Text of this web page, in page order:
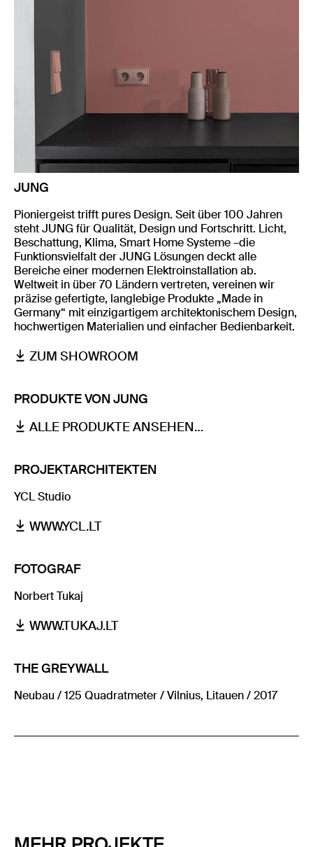
JUNG
Pioniergeist trifft pures Design. Seit über 100 Jahren
steht JUNG für Qualität, Design und Fortschritt. Licht,
Beschattung, Klima, Smart Home Systeme –die
Funktionsvielfalt der JUNG Lösungen deckt alle
Bereiche einer modernen Elektroinstallation ab.
Weltweit in über 70 Ländern vertreten, vereinen wir
präzise gefertigte, langlebige Produkte „Made in
Germany“ mit einzigartigem architektonischem Design,
hochwertigen Materialien und einfacher Bedienbarkeit.
ZUM SHOWROOM
PRODUKTE VON JUNG
ALLE PRODUKTE ANSEHEN…
PROJEKTARCHITEKTEN
YCL Studio
WWW.YCL.LT
FOTOGRAF
Norbert Tukaj
WWW.TUKAJ.LT
THE GREYWALL
Neubau / 125 Quadratmeter / Vilnius, Litauen / 2017